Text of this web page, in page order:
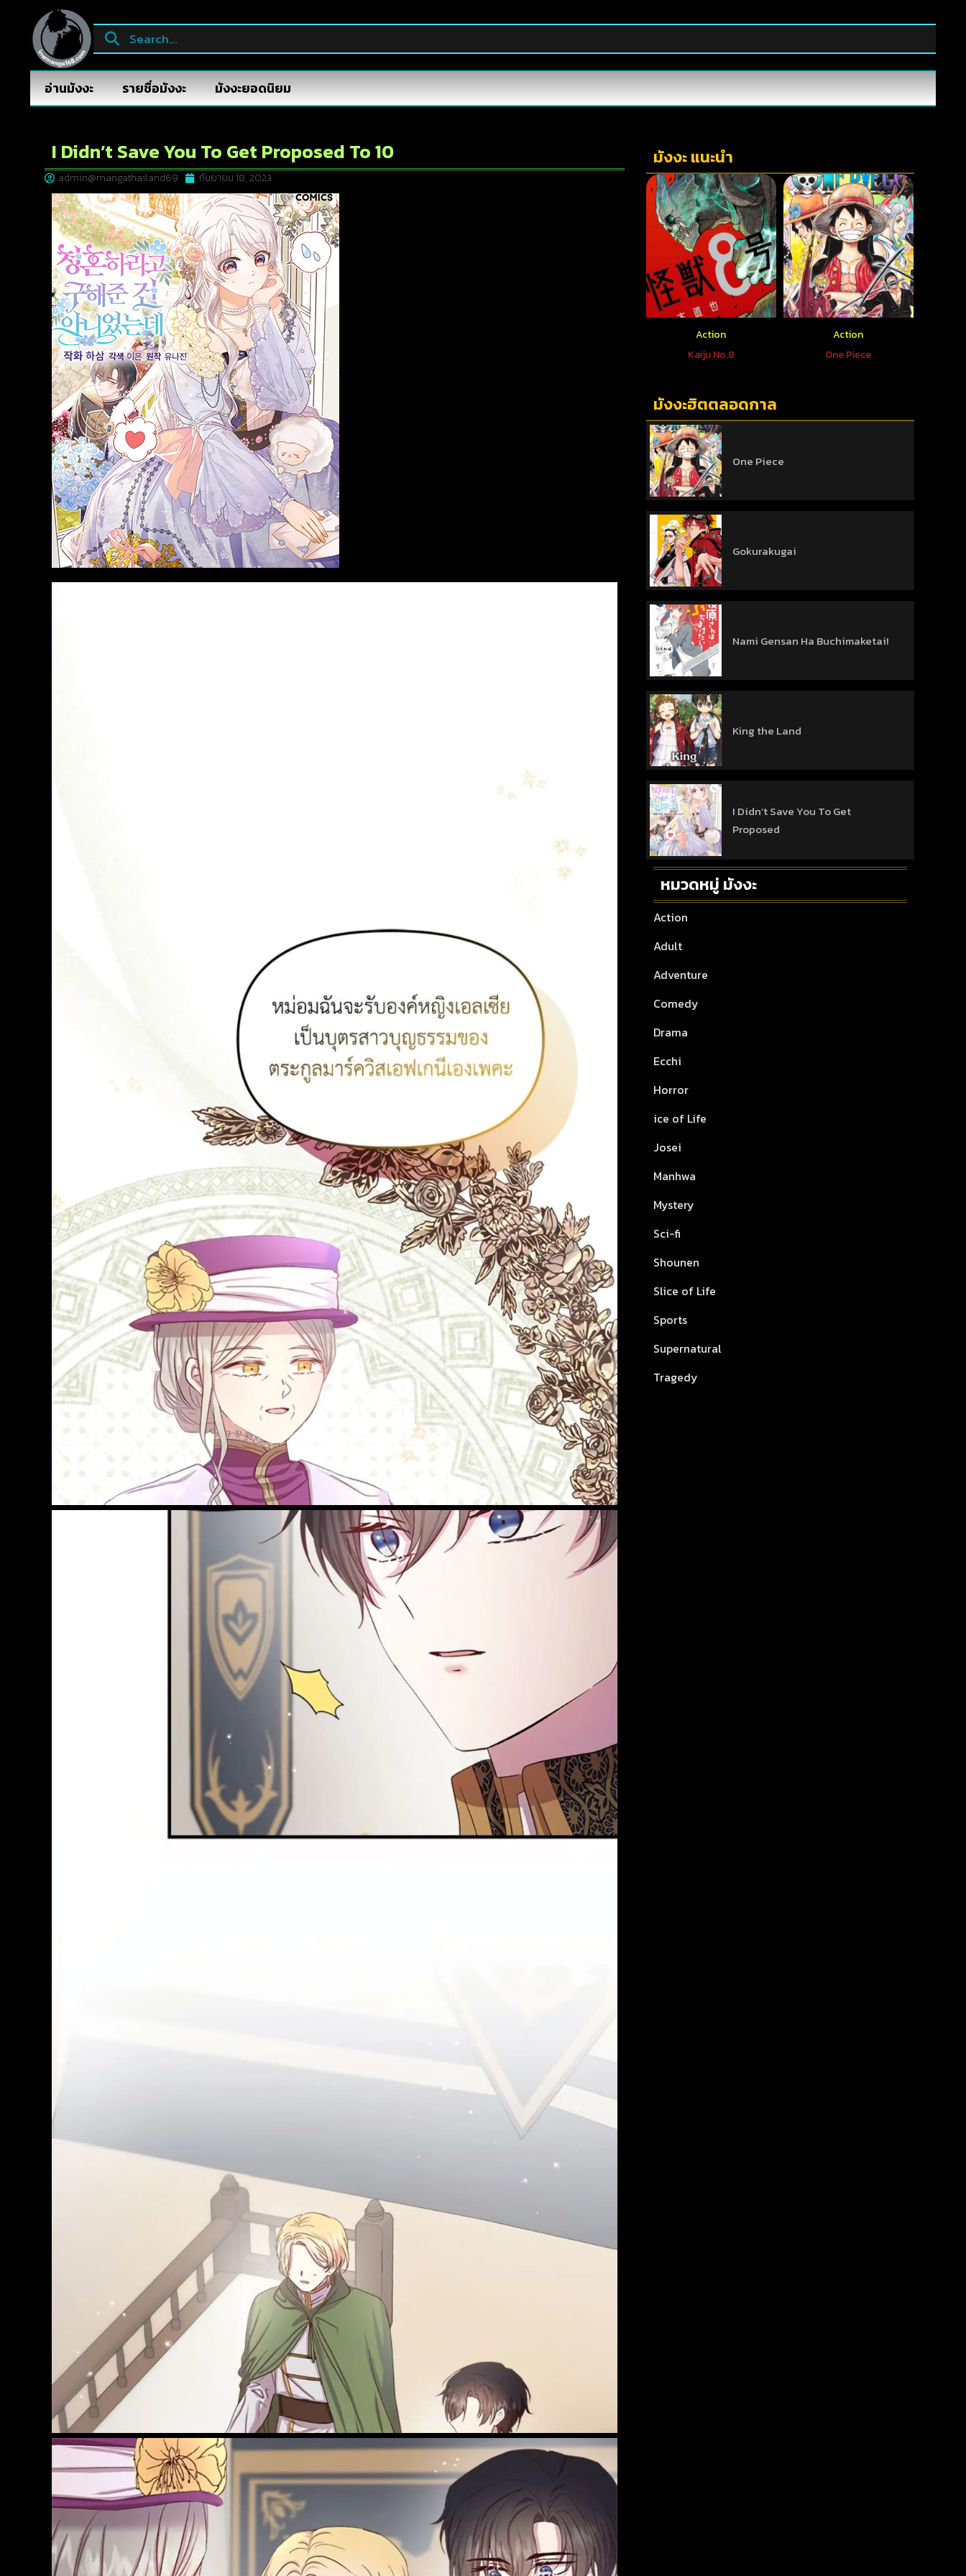
อ่านมังงะ รายชื่อมังงะ มังงะยอดนิยม
I Didn’t Save You To Get Proposed To 10
admin@mangathailand69 กันยายน 18, 2023
มังงะ แนะนำ
มังงะ อัพเดตใหม่
Nami Gensan Ha
Buchimaketai!
มังงะ อัพเดตใหม่
King the Land
Action
Kaiju No.8
Action
One Piece
มังงะฮิตตลอดกาล
One Piece
Gokurakugai
Nami Gensan Ha Buchimaketai!
King the Land
I Didn’t Save You To Get
Proposed
หมวดหมู่ มังงะ
Action
Adult
Adventure
Comedy
Drama
Ecchi
Horror
ice of Life
Josei
Manhwa
Mystery
Sci-fi
Shounen
Slice of Life
Sports
Supernatural
Tragedy